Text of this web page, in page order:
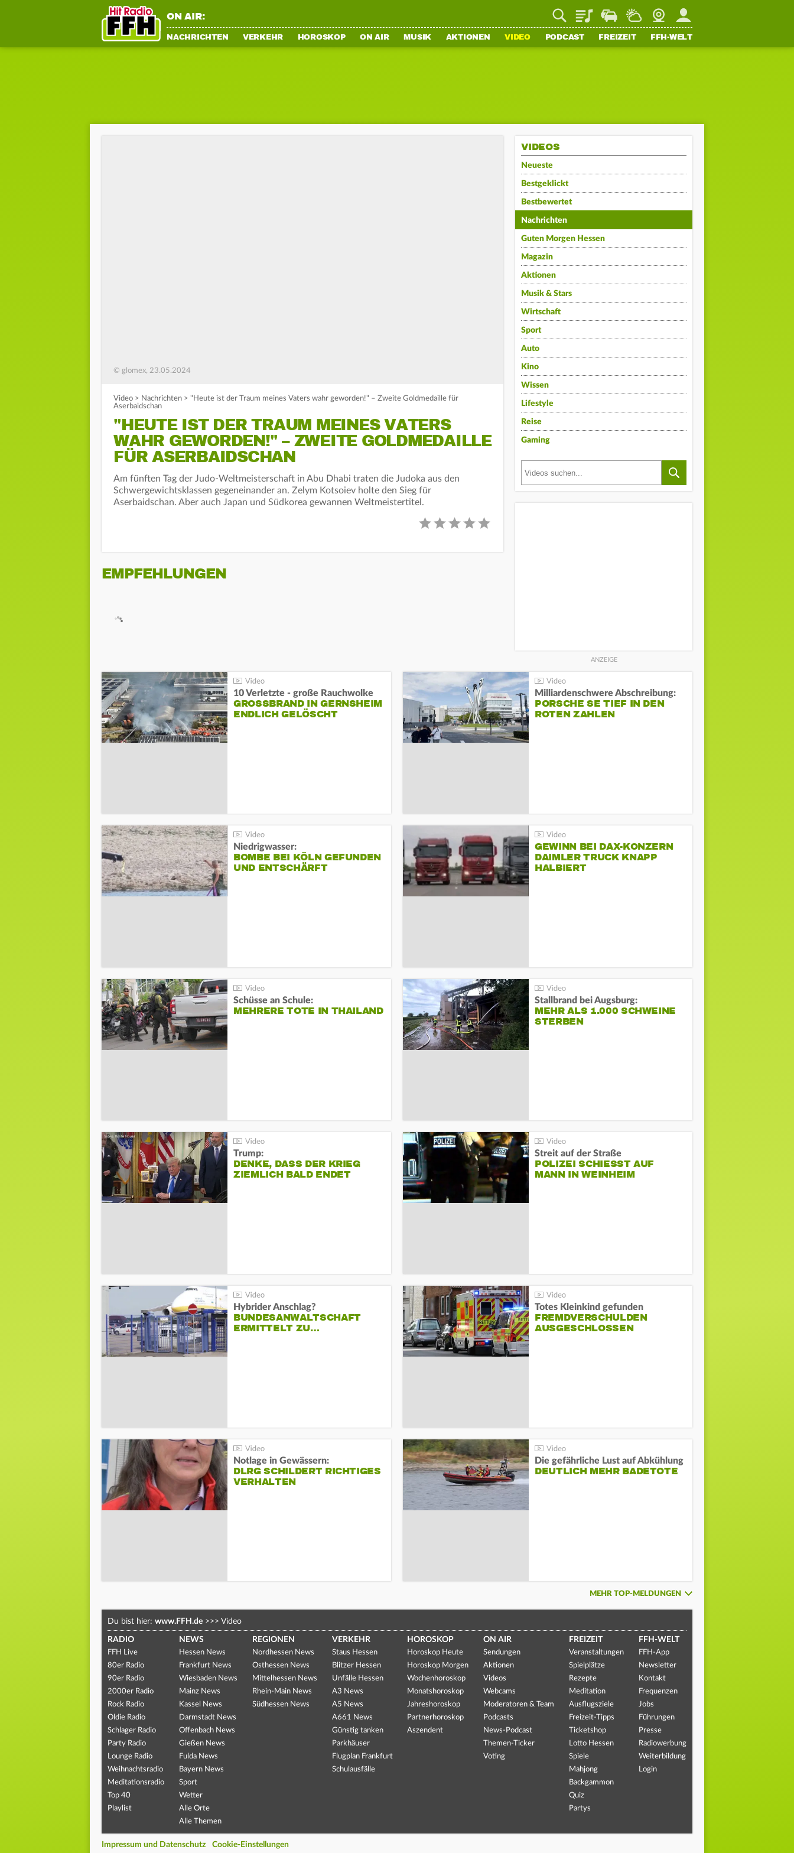
ON AIR: PlaylistStaupilotWetterWebcamMein FFH
NACHRICHTEN VERKEHR HOROSKOP ON AIR MUSIK AKTIONEN VIDEO PODCAST FREIZEIT FFH-WELT
© glomex, 23.05.2024
Video > Nachrichten > "Heute ist der Traum meines Vaters wahr geworden!" – Zweite Goldmedaille für
Aserbaidschan
"HEUTE IST DER TRAUM MEINES VATERS
WAHR GEWORDEN!" – ZWEITE GOLDMEDAILLE
FÜR ASERBAIDSCHAN
Am fünften Tag der Judo-Weltmeisterschaft in Abu Dhabi traten die Judoka aus den
Schwergewichtsklassen gegeneinander an. Zelym Kotsoiev holte den Sieg für
Aserbaidschan. Aber auch Japan und Südkorea gewannen Weltmeistertitel.
EMPFEHLUNGEN
VIDEOS
Neueste
Bestgeklickt
Bestbewertet
Nachrichten
Guten Morgen Hessen
Magazin
Aktionen
Musik & Stars
Wirtschaft
Sport
Auto
Kino
Wissen
Lifestyle
Reise
Gaming
10 Verletzte - große Rauchwolke
GROSSBRAND IN GERNSHEIM E
NDLICH GELÖSCHT
Milliardenschwere Abschreibung:
PORSCHE SE TIEF IN DEN
ROTEN ZAHLEN
Niedrigwasser:
BOMBE BEI KÖLN GEFUNDEN
UND ENTSCHÄRFT
GEWINN BEI DAX-KONZERN
DAIMLER TRUCK KNAPP
HALBIERT
Schüsse an Schule:
MEHRERE TOTE IN THAILAND
Stallbrand bei Augsburg:
MEHR ALS 1.000 SCHWEINE
STERBEN
Trump:
DENKE, DASS DER KRIEG
ZIEMLICH BALD ENDET
Streit auf der Straße
POLIZEI SCHIESST AUF M
ANN IN WEINHEIM
Hybrider Anschlag?
BUNDESANWALTSCHAFT
ERMITTELT ZU…
Totes Kleinkind gefunden
FREMDVERSCHULDEN
AUSGESCHLOSSEN
Notlage in Gewässern:
DLRG SCHILDERT RICHTIGES
VERHALTEN
Die gefährliche Lust auf Abkühlung
DEUTLICH MEHR BADETOTE
MEHR TOP-MELDUNGEN
Du bist hier: www.FFH.de >>> Video
RADIO
FFH Live
80er Radio
90er Radio
2000er Radio
Rock Radio
Oldie Radio
Schlager Radio
Party Radio
Lounge Radio
Weihnachtsradio
Meditationsradio
Top 40
Playlist
NEWS
Hessen News
Frankfurt News
Wiesbaden News
Mainz News
Kassel News
Darmstadt News
Offenbach News
Gießen News
Fulda News
Bayern News
Sport
Wetter
Alle Orte
Alle Themen
REGIONEN
Nordhessen News
Osthessen News
Mittelhessen News
Rhein-Main News
Südhessen News
VERKEHR
Staus Hessen
Blitzer Hessen
Unfälle Hessen
A3 News
A5 News
A661 News
Günstig tanken
Parkhäuser
Flugplan Frankfurt
Schulausfälle
HOROSKOP
Horoskop Heute
Horoskop Morgen
Wochenhoroskop
Monatshoroskop
Jahreshoroskop
Partnerhoroskop
Aszendent
ON AIR
Sendungen
Aktionen
Videos
Webcams
Moderatoren & Team
Podcasts
News-Podcast
Themen-Ticker
Voting
FREIZEIT
Veranstaltungen
Spielplätze
Rezepte
Meditation
Ausflugsziele
Freizeit-Tipps
Ticketshop
Lotto Hessen
Spiele
Mahjong
Backgammon
Quiz
Partys
FFH-WELT
FFH-App
Newsletter
Kontakt
Frequenzen
Jobs
Führungen
Presse
Radiowerbung
Weiterbildung
Login
Impressum und Datenschutz Cookie-Einstellungen